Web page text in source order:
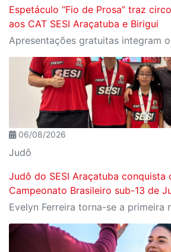
Espetáculo “Fio de Prosa” traz
aos CAT SESI Araçatuba e Birigui
06/08/2026
Judô
Judô do SESI Araçatuba conquista
Campeonato Brasileiro sub-13 de